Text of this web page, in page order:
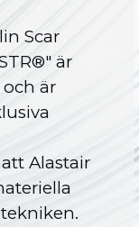
Scar
är
är
Alastair